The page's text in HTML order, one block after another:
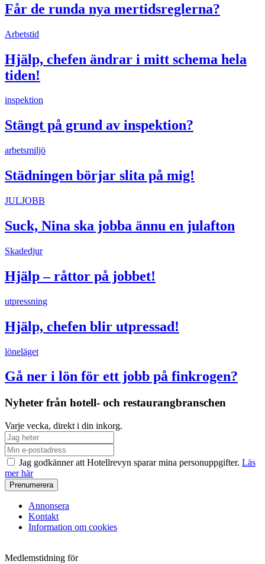
Får de runda nya mertidsreglerna?
Arbetstid
Hjälp, chefen ändrar i mitt schema hela
tiden!
inspektion
Stängt på grund av inspektion?
arbetsmiljö
Städningen börjar slita på mig!
JULJOBB
Suck, Nina ska jobba ännu en julafton
Skadedjur
Hjälp – råttor på jobbet!
utpressning
Hjälp, chefen blir utpressad!
löneläget
Gå ner i lön för ett jobb på finkrogen?
Nyheter från hotell- och restaurangbranschen
Varje vecka, direkt i din inkorg.
Jag godkänner att Hotellrevyn sparar mina personuppgifter. Läs
mer här
Annonsera
Kontakt
Information om cookies
Medlemstidning för